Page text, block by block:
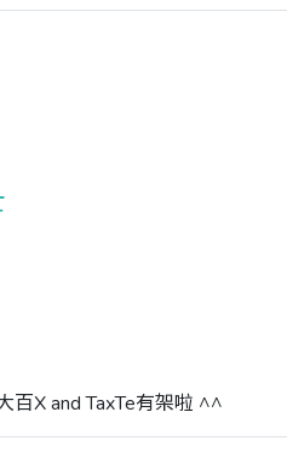
百X and TaxTe有架啦 ^^